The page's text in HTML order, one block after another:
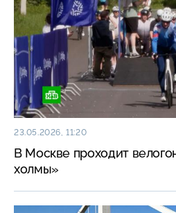
23.05.2026, 11:20
В Москве проходит
холмы»